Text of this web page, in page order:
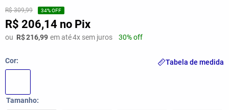
R$ 309,99 34% OFF
R$ 206,14 no Pix
ou R$216,99 em até4x sem juros 30% off
Tamanho
Cor Tabela de medida